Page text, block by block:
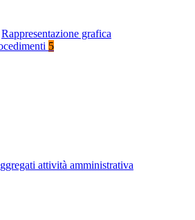
Rappresentazione grafica
5
attività amministrativa